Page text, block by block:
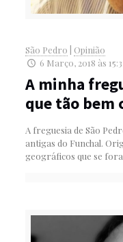
São Pedro
Opinião
6 Março, 2018 às
A minha
que tão bem
A freguesia de São
antigas do Funchal.
geográficos que se